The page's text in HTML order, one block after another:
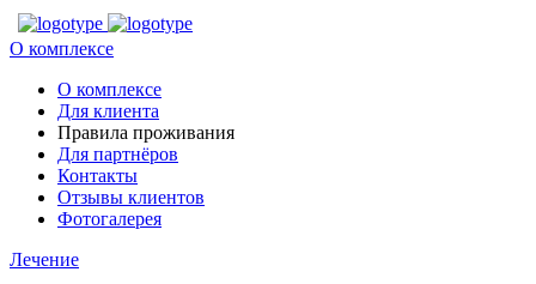
О комплексе
О комплексе
Для клиента
Правила проживания
Для партнёров
Контакты
Отзывы клиентов
Фотогалерея
Лечение